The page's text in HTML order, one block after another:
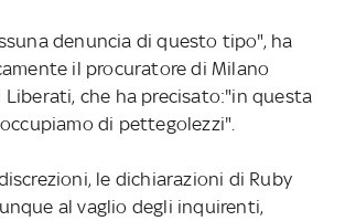
denuncia di questo tipo", ha
il procuratore di Milano
Liberati, che ha precisato:"in questa
di pettegolezzi".
le dichiarazioni di Ruby
al vaglio degli inquirenti,